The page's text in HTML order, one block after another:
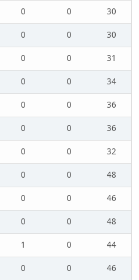
0 0
30
0 0
30
0 0
31
0 0
34
0 0
36
0 0
36
0 0
32
0 0
48
0 0
46
0 0
48
1 0
44
0 0
46